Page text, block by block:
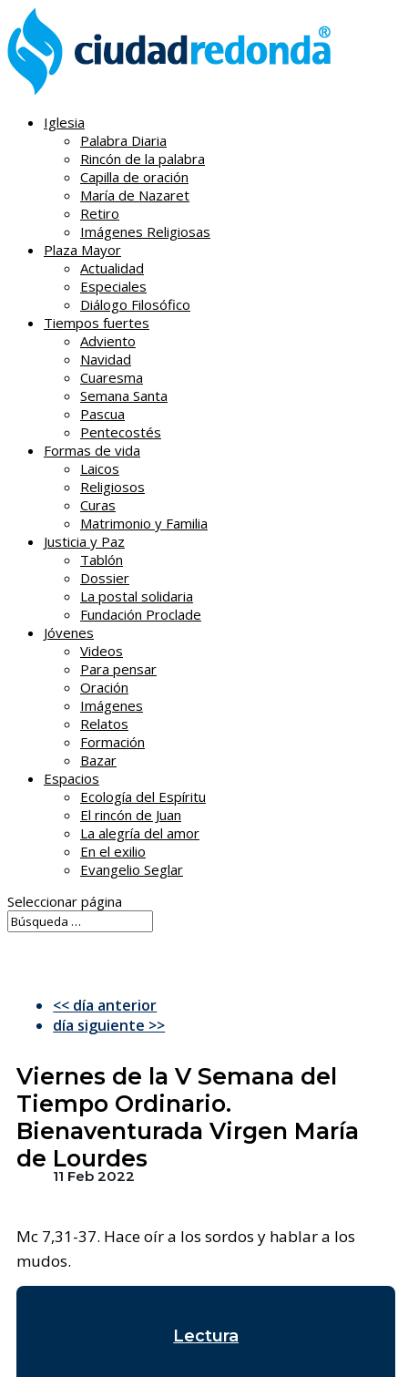
Iglesia
Palabra Diaria
Rincón de la palabra
Capilla de oración
María de Nazaret
Retiro
Imágenes Religiosas
Plaza Mayor
Actualidad
Especiales
Diálogo Filosófico
Tiempos fuertes
Adviento
Navidad
Cuaresma
Semana Santa
Pascua
Pentecostés
Formas de vida
Laicos
Religiosos
Curas
Matrimonio y Familia
Justicia y Paz
Tablón
Dossier
La postal solidaria
Fundación Proclade
Jóvenes
Videos
Para pensar
Oración
Imágenes
Relatos
Formación
Bazar
Espacios
Ecología del Espíritu
El rincón de Juan
La alegría del amor
En el exilio
Evangelio Seglar
Seleccionar página
<< día anterior
día siguiente >>
Viernes de la V Semana del
Tiempo Ordinario.
Bienaventurada Virgen María
de Lourdes
11 Feb 2022
Mc 7,31-37. Hace oír a los sordos y hablar a los
mudos.
Lectura